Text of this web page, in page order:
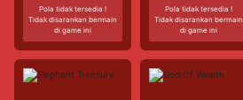
Pola tidak tersedia !
Tidak disarankan bermain
di game ini
Pola tidak tersedia !
Tidak disarankan bermain
di game ini